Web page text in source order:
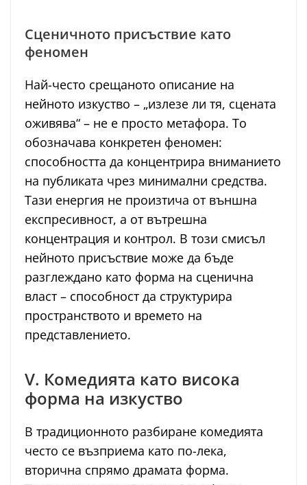
Сценичното присъствие като
феномен
Най-често срещаното описание на
нейното изкуство – „излезе ли тя, сцената
оживява“ – не е просто метафора. То
обозначава конкретен феномен:
способността да концентрира вниманието
на публиката чрез минимални средства.
Тази енергия не произтича от външна
експресивност, а от вътрешна
концентрация и контрол. В този смисъл
нейното присъствие може да бъде
разглеждано като форма на сценична
власт – способност да структурира
пространството и времето на
представлението.
V. Комедията като висока
форма на изкуство
В традиционното разбиране комедията
често се възприема като по-лека,
вторична спрямо драмата форма.